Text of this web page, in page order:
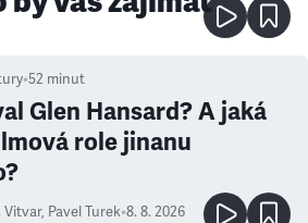
•52 minut
Glen Hansard? A jaká
role jinanu
Vitvar, Pavel Turek•8. 8. 2026